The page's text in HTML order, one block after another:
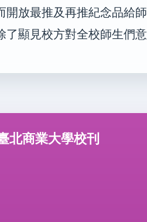
開放最推及再推紀念品給
了顯見校方對全校師生們
北商業大學校刊